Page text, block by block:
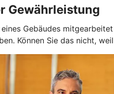
Gewährleistung
eines Gebäudes
Können Sie das nicht,